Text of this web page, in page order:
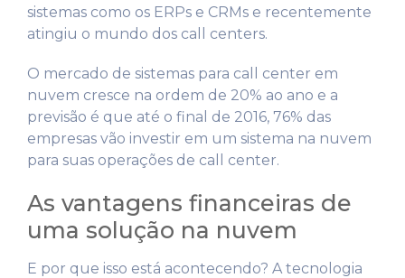
sistemas como os ERPs e CRMs e recentemente
atingiu o mundo dos call centers.
O mercado de sistemas para call center em
nuvem cresce na ordem de 20% ao ano e a
previsão é que até o final de 2016, 76% das
empresas vão investir em um sistema na nuvem
para suas operações de call center.
As vantagens financeiras de
uma solução na nuvem
E por que isso está acontecendo? A tecnologia